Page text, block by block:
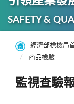
SAFETY &
經濟部標檢局
商品檢驗
監視查驗